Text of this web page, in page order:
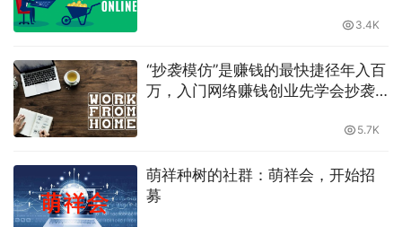
3.4K
“抄袭模仿”是赚钱的最快捷径年入百
万，入门网络赚钱创业先学会抄袭
5.7K
萌祥种树的社群：萌祥会，开始招
募